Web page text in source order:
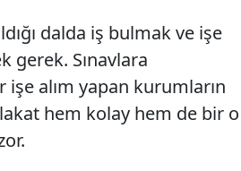
dalda iş bulmak ve işe
gerek. Sınavlara
işe alım yapan kurumların
hem kolay hem de bir o